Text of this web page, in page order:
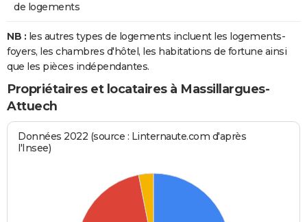
de logements
NB : les autres types de logements incluent les logements-
foyers, les chambres d'hôtel, les habitations de fortune ainsi
que les pièces indépendantes.
Propriétaires et locataires à Massillargues-
Attuech
Données 2022 (source : Linternaute.com d'après
l'Insee)